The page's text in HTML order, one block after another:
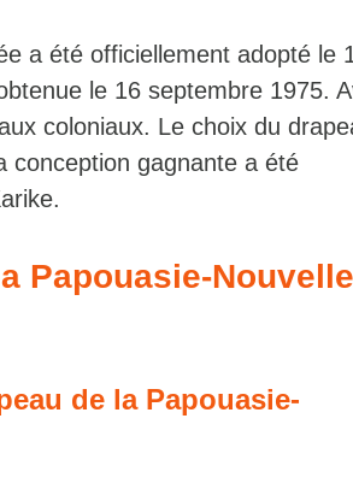
a été officiellement adopté le
le 16 septembre 1975.
coloniaux. Le choix du
conception gagnante a été
Papouasie-
de la Papouasie-